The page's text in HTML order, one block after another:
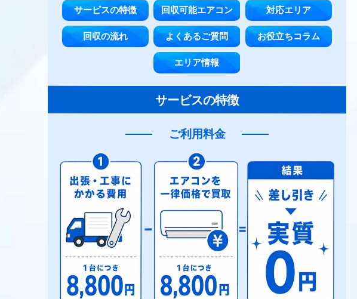
サービスの特徴 回収可能エアコン
対応エリア
回収の流れ
よくあるご質問
お役立ちコラム
エリア情報
サービスの特徴
ご利用料金